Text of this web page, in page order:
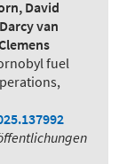
David
van
fuel
,